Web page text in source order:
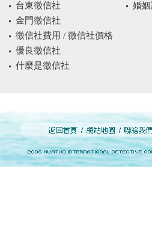
台東徵信社
金門徵信社
徵信社費用 / 徵信社價格
優良徵信社
什麼是徵信社
婚